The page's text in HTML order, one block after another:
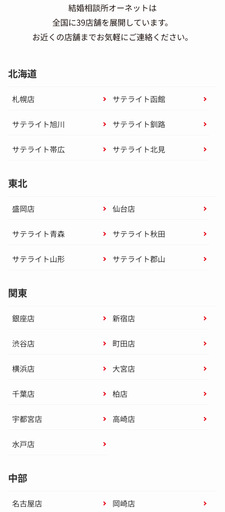
結婚相談所オーネットは
全国に39店舗を展開しています。
お近くの店舗までお気軽にご連絡ください。
北海道
札幌店 サテライト函館
サテライト旭川 サテライト釧路
サテライト帯広 サテライト北見
東北
盛岡店 仙台店
サテライト青森 サテライト秋田
サテライト山形 サテライト郡山
関東
銀座店 新宿店
渋谷店 町田店
横浜店 大宮店
千葉店 柏店
宇都宮店 高崎店
水戸店
中部
名古屋店 岡崎店